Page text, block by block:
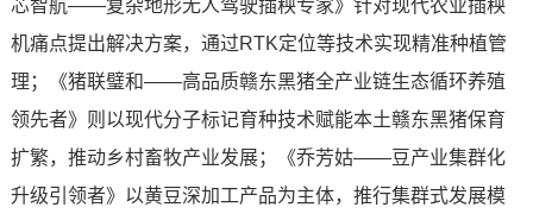
芯智航——复杂地形无人驾驶插秧专家》针对现代农业插秧
机痛点提出解决方案，通过RTK定位等技术实现精准种植管
理；《猪联璧和——高品质赣东黑猪全产业链生态循环养殖
领先者》则以现代分子标记育种技术赋能本土赣东黑猪保育
扩繁，推动乡村畜牧产业发展；《乔芳姑——豆产业集群化
升级引领者》以黄豆深加工产品为主体，推行集群式发展模